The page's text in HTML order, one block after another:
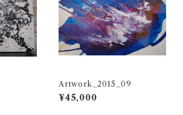
Artwork_2015_09
¥45,000